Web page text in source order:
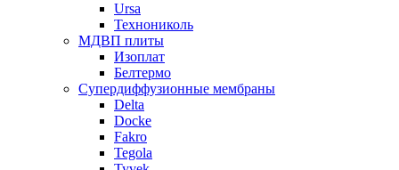
Ursa
Технониколь
МДВП плиты
Изоплат
Белтермо
Супердиффузионные мембраны
Delta
Docke
Fakro
Tegola